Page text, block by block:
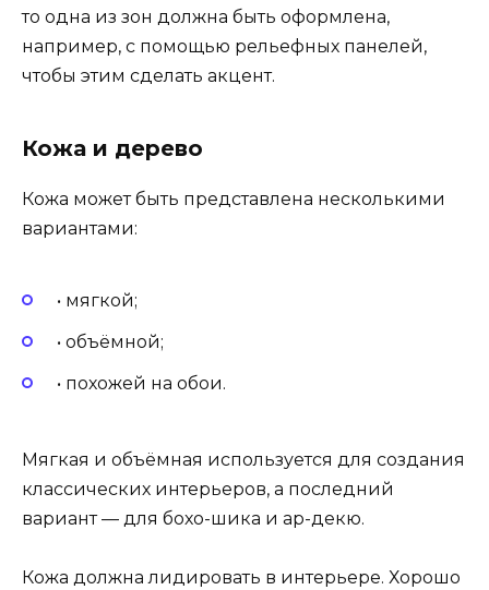
то одна из зон должна быть оформлена,
например, с помощью рельефных панелей,
чтобы этим сделать акцент.
Кожа и дерево
Кожа может быть представлена несколькими
вариантами:
• мягкой;
• объёмной;
• похожей на обои.
Мягкая и объёмная используется для создания
классических интерьеров, а последний
вариант — для бохо-шика и ар-декю.
Кожа должна лидировать в интерьере. Хорошо